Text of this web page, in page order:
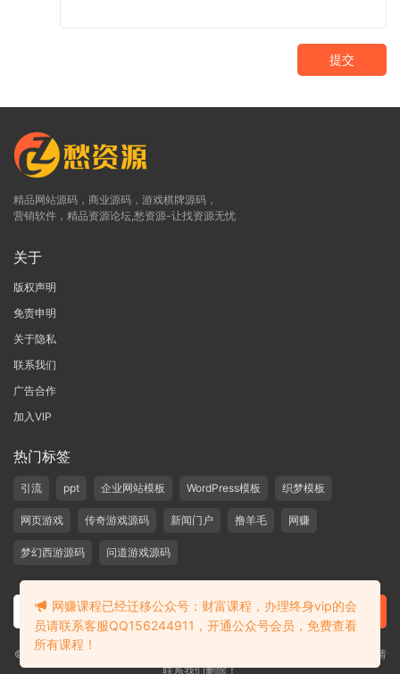
提交
精品网站源码，商业源码，游戏棋牌源码，
营销软件，精品资源论坛,愁资源-让找资源无忧
关于
版权声明
免责申明
关于隐私
联系我们
广告合作
加入VIP
热门标签
引流 ppt 企业网站模板 WordPress模板 织梦模板
网页游戏 传奇游戏源码 新闻门户 撸羊毛 网赚
梦幻西游源码 问道游戏源码
©2019-2020 愁资源 站内大部分资源收集于网络，若侵犯了您的合法权益，请
联系我们删除！
网赚课程已经迁移公众号：财富课程，办理终身vip的会
员请联系客服QQ156244911，开通公众号会员，免费查看
所有课程！